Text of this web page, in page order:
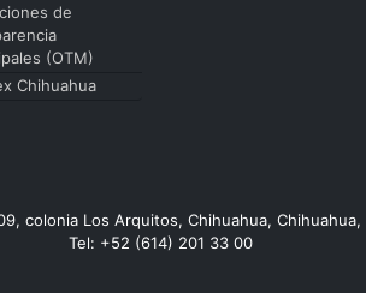
de
(OTM)
Chihuahua
colonia Los Arquitos, Chihuahua,
Tel: +52 (614) 201 33 00